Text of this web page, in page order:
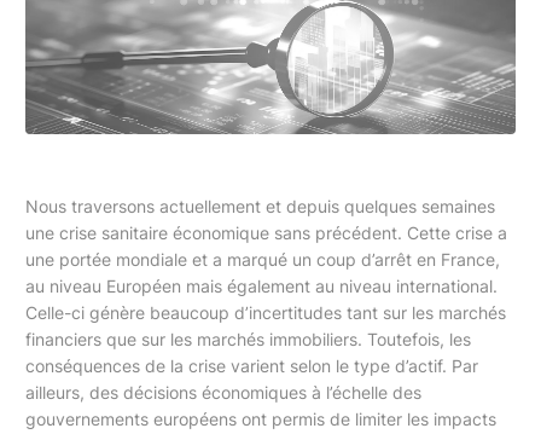
Nous traversons actuellement et depuis quelques semaines
une crise sanitaire économique sans précédent. Cette crise a
une portée mondiale et a marqué un coup d’arrêt en France,
au niveau Européen mais également au niveau international.
Celle-ci génère beaucoup d’incertitudes tant sur les marchés
financiers que sur les marchés immobiliers. Toutefois, les
conséquences de la crise varient selon le type d’actif. Par
ailleurs, des décisions économiques à l’échelle des
gouvernements européens ont permis de limiter les impacts